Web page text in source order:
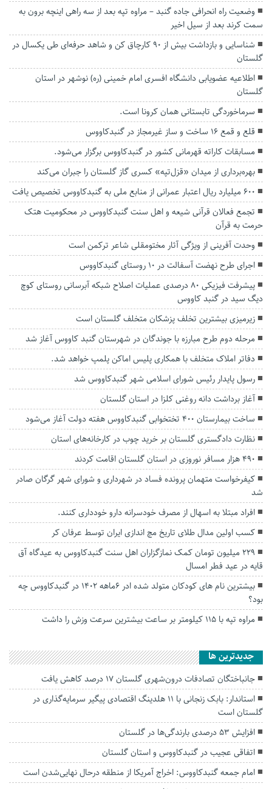
وضعیت راه انحرافی جاده گنبد – مراوه تپه بعد از سه راهی اینچه برون به
سمت کرند بعد از‌ سیل اخیر
شناسایی و بازداشت بیش از ۹۰ کارچاق کن و شاهد حرفه‌ای طی یکسال در
گلستان
اطلاعیه عضویابی دانشگاه افسری امام خمینی (ره) نوشهر در استان
گلستان
سرماخوردگی تابستانی همان کرونا است.
قلع و قمع ۱۶ ساخت و ساز غیرمجاز در گنبدکاووس
مسابقات کاراته قهرمانی کشور در گنبدکاووس برگزار می‌شود.
بهره‌برداری از میدان «قزل‌تپه» کسری گاز گلستان را جبران می‌کند
۶۰۰ میلیارد ریال اعتبار عمرانی از منابع ملی به گنبدکاووس تخصیص یافت
تجمع فعالان قرآنی شیعه و اهل سنت گنبدکاووس در محکومیت هتک
حرمت به قرآن
وحدت آفرینی از ویژگی آثار مختومقلی شاعر ترکمن است
اجرای طرح نهضت آسفالت در ۱۰ روستای گنبدکاووس
پیشرفت فیزیکی ۸۰ درصدی عملیات اصلاح شبکه آبرسانی روستای کوچ
دیگ سید در گنبد کاووس
زیرمیزی بیشترین تخلف پزشکان متخلف گلستان است
مرحله دوم طرح مبارزه با جوندگان در شهرستان گنبد کاووس آغاز شد
دفاتر املاک متخلف با همکاری پلیس اماکن پلمپ خواهد شد.
رسول پایدار رئیس شورای اسلامی شهر گنبدکاووس شد
آغاز برداشت دانه روغنی کلزا در استان گلستان
ساخت بیمارستان ۴۰۰ تختخوابی گنبدکاووس هفته دولت آغاز می‌شود
نظارت دادگستری گلستان بر خرید چوب در کارخانه‌های استان
۴۹۰ هزار مسافر نوروزی در استان گلستان اقامت کردند
کیفرخواست متهمان پرونده فساد در شهرداری و شورای شهر گرگان صادر
شد
افراد مبتلا به اسهال از مصرف خودسرانه دارو خودداری کنند.
کسب اولین مدال طلاى تاریخ مچ اندازی ایران توسط عرفان کر
229 میلیون تومان کمک نمازگزاران اهل سنت گنبدکاووس به عیدگاه آق
قایه در عید فطر امسال
بیشترین نام های کودکان متولد شده ادر 6ماهه 1402 در گنبدکاووس چه
بود؟
مراوه تپه با ۱۱۵ کیلومتر بر ساعت بیشترین سرعت وزش را داشت
جديدترين ها
جانباختگان تصادفات درون‌شهری گلستان ۱۷ درصد کاهش یافت
استاندار: بابک زنجانی با ۱۱ هلدینگ اقتصادی پیگیر سرمایه‌گذاری در
گلستان است
افزایش ۵۳ درصدی بارندگی‌ها در گلستان
اتفاقی عجیب در‌ گنبدکاووس و استان گلستان
امام جمعه گنبدکاووس: اخراج آمریکا از منطقه درحال نهایی‌شدن است